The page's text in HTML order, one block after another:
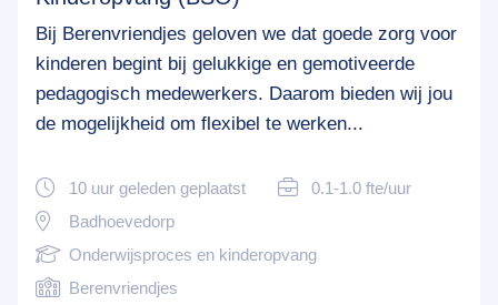
Bij Berenvriendjes geloven we dat goede zorg voor
kinderen begint bij gelukkige en gemotiveerde
pedagogisch medewerkers. Daarom bieden wij jou
de mogelijkheid om flexibel te werken...
10 uur geleden geplaatst
0.1-1.0 fte/uur
Badhoevedorp
Onderwijsproces en kinderopvang
Berenvriendjes